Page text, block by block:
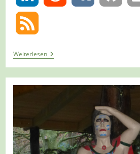
WeiterlesenTour
662
–
Oberhausen
–
1